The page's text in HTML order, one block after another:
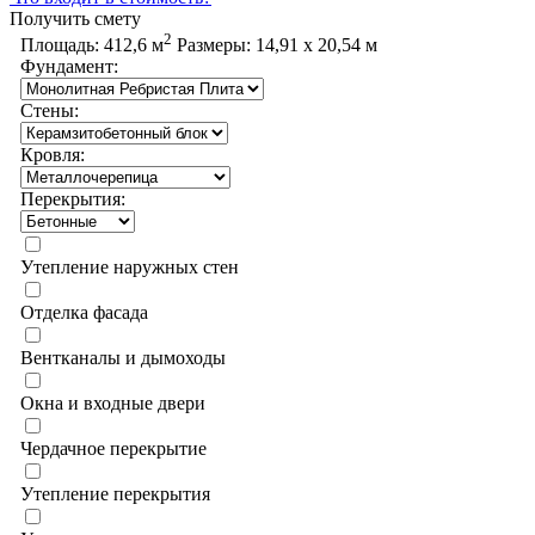
Получить смету
Площадь: 412,6 м2 Размеры: 14,91 х 20,54 м
Фундамент:
Стены:
Кровля:
Перекрытия:
Утепление наружных стен
Отделка фасада
Вентканалы и дымоходы
Окна и входные двери
Чердачное перекрытие
Утепление перекрытия